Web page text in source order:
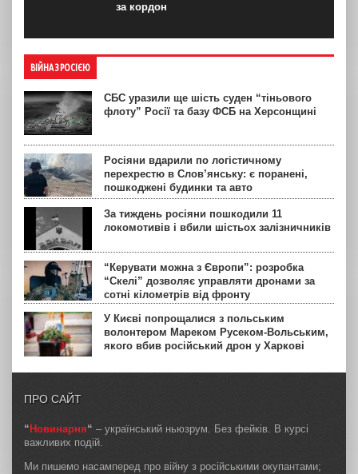
за кордон
ВІЙНА З РОСІЄЮ
СБС уразили ще шість суден “тіньового
флоту” Росії та базу ФСБ на Херсонщині
Росіяни вдарили по логістичному
перехрестю в Слов’янську: є поранені,
пошкоджені будинки та авто
За тиждень росіяни пошкодили 11
локомотивів і вбили шістьох залізничників
“Керувати можна з Європи”: розробка
“Скелі” дозволяє управляти дронами за
сотні кілометрів від фронту
У Києві попрощалися з польським
волонтером Мареком Русеком-Вольським,
якого вбив російський дрон у Харкові
ПРО САЙТ
“Новинарня“ – український ньюзрум. Без фейків. В курсі
важливих подій.
Ми пишемо насамперед про війну з російськими окупантами;